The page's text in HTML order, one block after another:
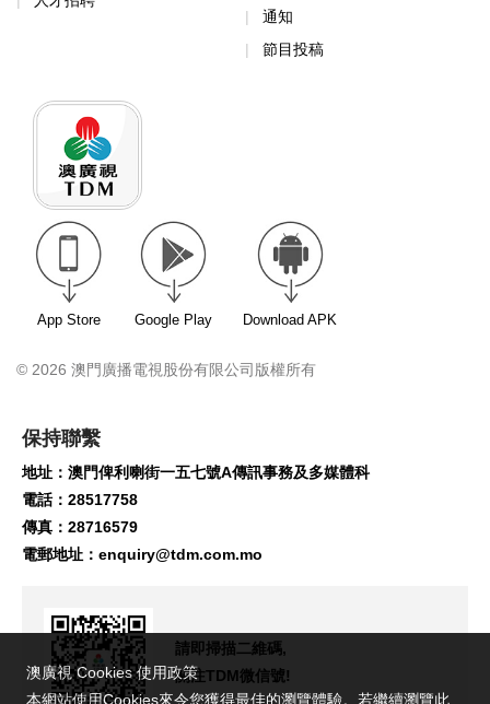
通知
節目投稿
App Store Google Play Download APK
© 2026 澳門廣播電視股份有限公司版權所有
保持聯繫
地址：澳門俾利喇街一五七號A傳訊事務及多媒體科
電話：28517758
傳真：28716579
電郵地址： enquiry@tdm.com.mo
請即掃描二維碼,
關注TDM微信號!
澳廣視 Cookies 使用政策
本網站使用Cookies來令您獲得最佳的瀏覽體驗。若繼續瀏覽此